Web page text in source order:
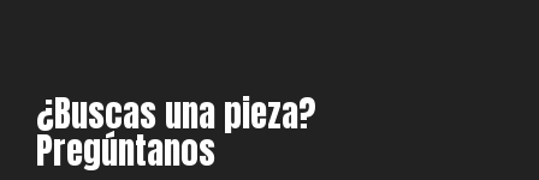
¿Buscas una pieza?
Pregúntanos